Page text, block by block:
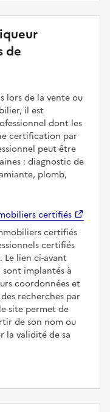
de
lors de la vente ou
il est
dont les
certification par
peut être
: diagnostic de
plomb,
certifiés
certifiés
certifiés
Le lien ci-avant
sont implantés à
coordonnées et
recherches par
site permet de
de son nom ou
la validité de sa